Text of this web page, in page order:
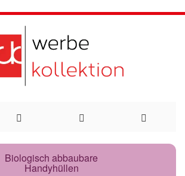
Biologisch abbaubare
Handyhüllen